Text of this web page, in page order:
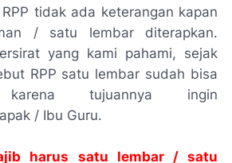
tidak ada keterangan kapan
/ satu lembar diterapkan.
yang kami pahami, sejak
RPP satu lembar sudah bisa
karena tujuannya ingin
/ Ibu Guru.
harus satu lembar / satu